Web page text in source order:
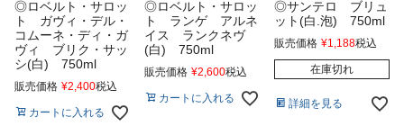
◎ロベルト・サロッ
ト ガヴィ・デル・
コムーネ・ディ・ガ
ヴィ ブリク・サッ
シ(白) 750ml
販売価格 ¥2,400税込
カートに入れる
◎ロベルト・サロッ
ト ランゲ アルネ
イス ランクネヴ
(白) 750ml
販売価格 ¥2,600税込
カートに入れる
◎サンテロ ブリュ
ット(白.泡) 750ml
販売価格 ¥1,188税込
在庫切れ
詳細を見る